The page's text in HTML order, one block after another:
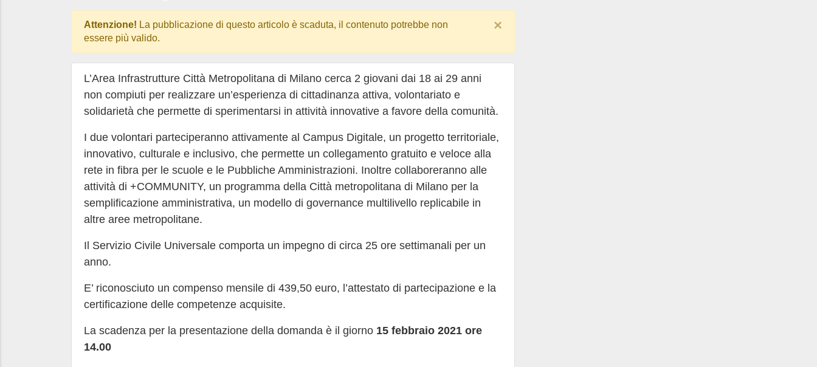
Attenzione! La pubblicazione di questo articolo è scaduta, il contenuto potrebbe non
essere più valido.
×
L’Area Infrastrutture Città Metropolitana di Milano cerca 2 giovani dai 18 ai 29 anni
non compiuti per realizzare un’esperienza di cittadinanza attiva, volontariato e
solidarietà che permette di sperimentarsi in attività innovative a favore della comunità.
I due volontari parteciperanno attivamente al Campus Digitale, un progetto territoriale,
innovativo, culturale e inclusivo, che permette un collegamento gratuito e veloce alla
rete in fibra per le scuole e le Pubbliche Amministrazioni. Inoltre collaboreranno alle
attività di +COMMUNITY, un programma della Città metropolitana di Milano per la
semplificazione amministrativa, un modello di governance multilivello replicabile in
altre aree metropolitane.
Il Servizio Civile Universale comporta un impegno di circa 25 ore settimanali per un
anno.
E’ riconosciuto un compenso mensile di 439,50 euro, l’attestato di partecipazione e la
certificazione delle competenze acquisite.
La scadenza per la presentazione della domanda è il giorno 15 febbraio 2021 ore
14.00